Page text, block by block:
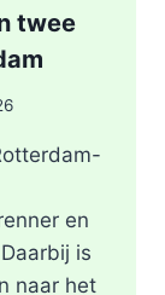
twee
en
is
naar het